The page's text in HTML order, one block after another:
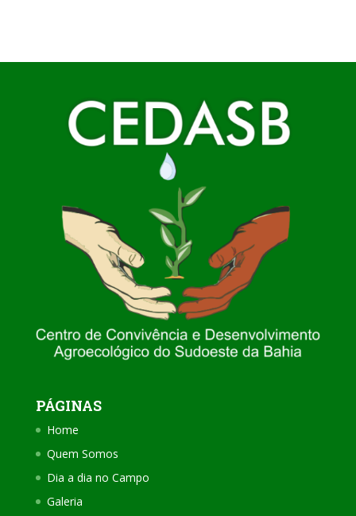
PÁGINAS
Home
Quem Somos
Dia a dia no Campo
Galeria